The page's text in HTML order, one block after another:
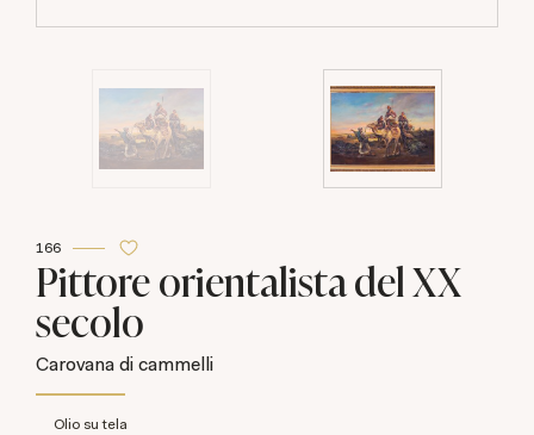
166
Pittore orientalista del XX
secolo
Carovana di cammelli
olio su tela